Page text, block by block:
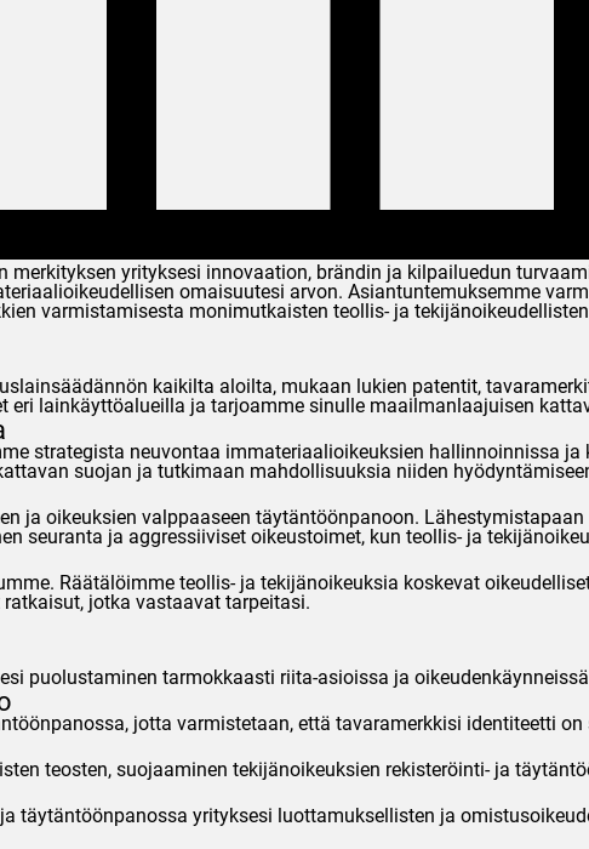
yrityksesi innovaation, brändin ja kilpailuedun
omaisuutesi arvon. Asiantuntemuksemme
varmistamisesta monimutkaisten teollis- ja
kaikilta aloilta, mukaan lukien patentit,
lainkäyttöalueilla ja tarjoamme sinulle maailmanlaajuisen
strategista neuvontaa immateriaalioikeuksien hallinnoinnissa
suojan ja tutkimaan mahdollisuuksia niiden
ja oikeuksien valppaaseen täytäntöönpanoon.
seuranta ja aggressiiviset oikeustoimet, kun teollis- ja
Räätälöimme teollis- ja tekijänoikeuksia koskevat
jotka vastaavat tarpeitasi.
puolustaminen tarmokkaasti riita-asioissa ja
jotta varmistetaan, että tavaramerkkisi identiteetti
teosten, suojaaminen tekijänoikeuksien rekisteröinti- ja
täytäntöönpanossa yrityksesi luottamuksellisten ja